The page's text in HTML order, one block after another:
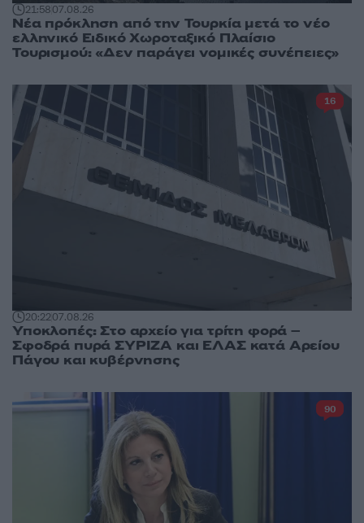
21:5807.08.26
Νέα πρόκληση από την Τουρκία μετά το νέο
ελληνικό Ειδικό Χωροταξικό Πλαίσιο
Τουρισμού: «Δεν παράγει νομικές συνέπειες»
20:2207.08.26
Υποκλοπές: Στο αρχείο για τρίτη φορά –
Σφοδρά πυρά ΣΥΡΙΖΑ και ΕΛΑΣ κατά Αρείου
Πάγου και κυβέρνησης
16
90